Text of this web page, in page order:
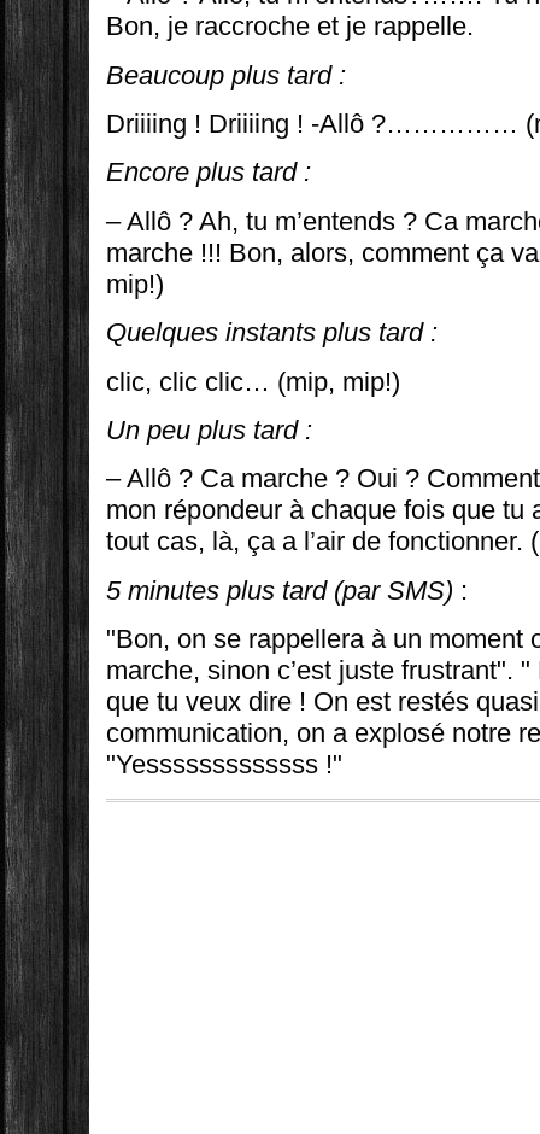
Bon, je raccroche et je rappelle.
Beaucoup plus tard :
Driiiing ! Driiiing ! -Allô ?……………
Encore plus tard :
– Allô ? Ah, tu m’entends ? Ca
marche !!! Bon, alors, comment ça
mip!)
Quelques instants plus tard :
clic, clic clic… (mip, mip!)
Un peu plus tard :
– Allô ? Ca marche ? Oui ?
mon répondeur à chaque fois que
tout cas, là, ça a l’air de
5 minutes plus tard (par SMS) :
"Bon, on se rappellera à un moment
marche, sinon c’est juste frustrant".
que tu veux dire ! On est restés
communication, on a explosé notre
"Yesssssssssssss !"